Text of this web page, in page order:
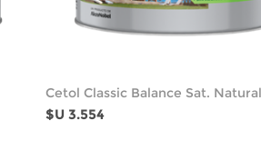
Cetol Classic Balance Sat.
$U 3.554